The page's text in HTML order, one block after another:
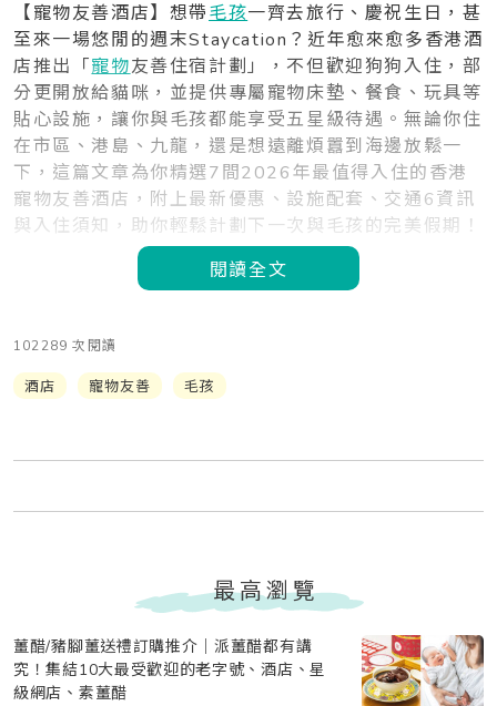
【寵物友善酒店】想帶毛孩一齊去旅行、慶祝生日，甚
至來一場悠閒的週末Staycation？近年愈來愈多香港酒
店推出「寵物友善住宿計劃」，不但歡迎狗狗入住，部
分更開放給貓咪，並提供專屬寵物床墊、餐食、玩具等
貼心設施，讓你與毛孩都能享受五星級待遇。無論你住
在市區、港島、九龍，還是想遠離煩囂到海邊放鬆一
下，這篇文章為你精選7間2026年最值得入住的香港
寵物友善酒店，附上最新優惠、設施配套、交通6資訊
與入住須知，助你輕鬆計劃下一次與毛孩的完美假期！
閱讀全文
102289 次閱讀
酒店 寵物友善 毛孩
最高瀏覽
薑醋/豬腳薑送禮訂購推介｜派薑醋都有講
究！集結10大最受歡迎的老字號、酒店、星
級網店、素薑醋